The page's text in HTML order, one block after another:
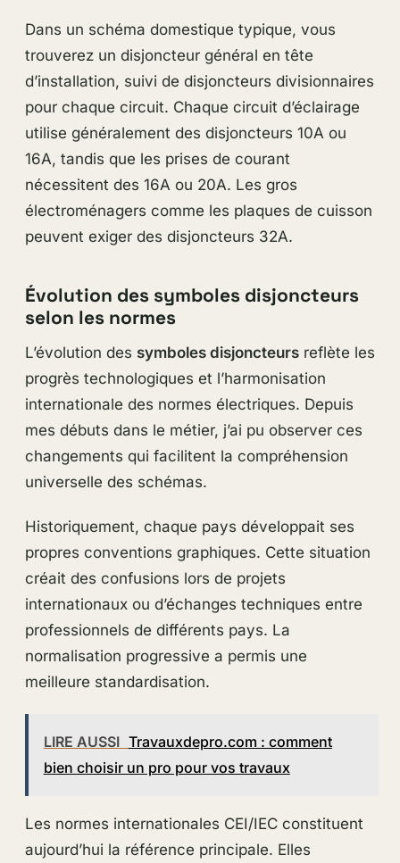
Dans un schéma domestique typique, vous
trouverez un disjoncteur général en tête
d’installation, suivi de disjoncteurs divisionnaires
pour chaque circuit. Chaque circuit d’éclairage
utilise généralement des disjoncteurs 10A ou
16A, tandis que les prises de courant
nécessitent des 16A ou 20A. Les gros
électroménagers comme les plaques de cuisson
peuvent exiger des disjoncteurs 32A.
Évolution des symboles disjoncteurs
selon les normes
L’évolution des symboles disjoncteursreflète les
progrès technologiques et l’harmonisation
internationale des normes électriques. Depuis
mes débuts dans le métier, j’ai pu observer ces
changements qui facilitent la compréhension
universelle des schémas.
Historiquement, chaque pays développait ses
propres conventions graphiques. Cette situation
créait des confusions lors de projets
internationaux ou d’échanges techniques entre
professionnels de différents pays. La
normalisation progressive a permis une
meilleure standardisation.
LIRE AUSSI Travauxdepro.com : comment
bien choisir un pro pour vos travaux
Les normes internationales CEI/IEC constituent
aujourd’hui la référence principale. Elles